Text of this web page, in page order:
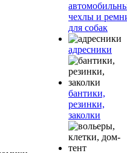
чехлы и
для собак
адресники
бантики,
резинки,
заколки